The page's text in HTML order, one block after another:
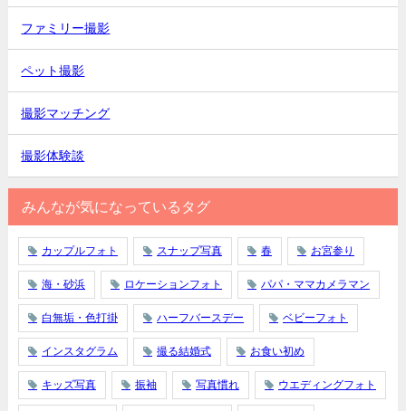
ファミリー撮影
ペット撮影
撮影マッチング
撮影体験談
みんなが気になっているタグ
カップルフォト スナップ写真 春 お宮参り
海・砂浜 ロケーションフォト パパ・ママカメラマン
白無垢・色打掛 ハーフバースデー ベビーフォト
インスタグラム 撮る結婚式 お食い初め
キッズ写真 振袖 写真慣れ ウエディングフォト